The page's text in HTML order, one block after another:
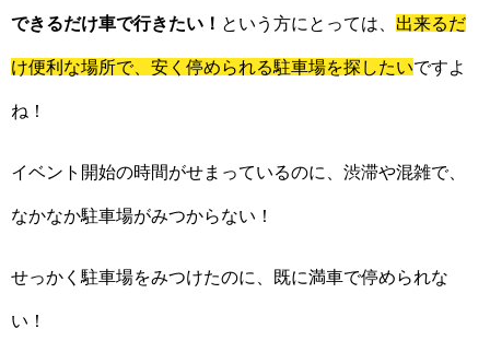
できるだけ車で行きたい！ という方にとっては、 出来るだ
け便利な場所で、安く停められる駐車場を探したいですよ
ね！
イベント開始の時間がせまっているのに、渋滞や混雑で、
なかなか駐車場がみつからない！
せっかく駐車場をみつけたのに、既に満車で停められな
い！